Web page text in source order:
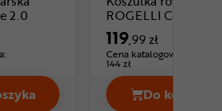
2.0
Cena: 149 ,99 zł
kolarska EYEN Groove 2.0
ROGELLI Core
119,99 zł
Cena katalogowa:
144 zł
Do koszyka